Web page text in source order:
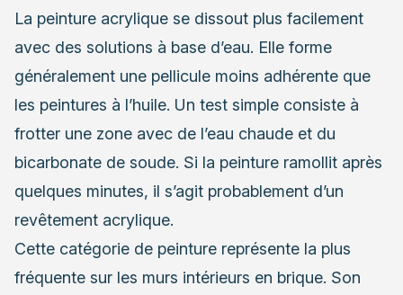
La peinture acrylique se dissout plus facilement
avec des solutions à base d’eau. Elle forme
généralement une pellicule moins adhérente que
les peintures à l’huile. Un test simple consiste à
frotter une zone avec de l’eau chaude et du
bicarbonate de soude. Si la peinture ramollit après
quelques minutes, il s’agit probablement d’un
revêtement acrylique.
Cette catégorie de peinture représente la plus
fréquente sur les murs intérieurs en brique. Son